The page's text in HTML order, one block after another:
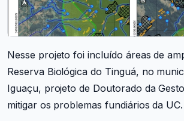
Nesse projeto foi incluído áreas de
Reserva Biológica do Tinguá, no
Iguaçu, projeto de Doutorado da
mitigar os problemas fundiários da UC.